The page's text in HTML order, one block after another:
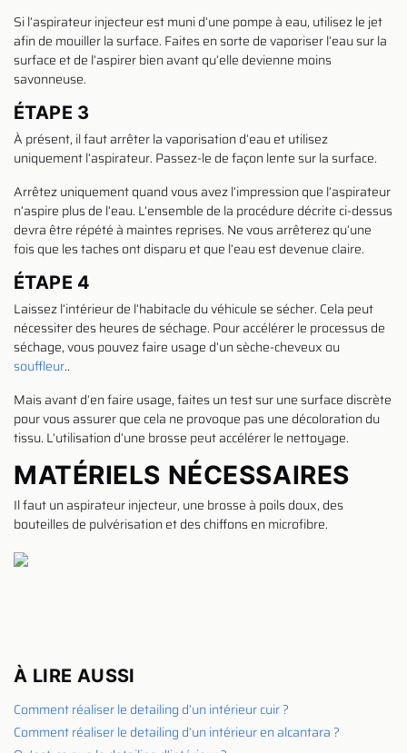
Si l’aspirateur injecteur est muni d’une pompe à eau, utilisez le jet
afin de mouiller la surface. Faites en sorte de vaporiser l’eau sur la
surface et de l’aspirer bien avant qu’elle devienne moins
savonneuse.
ÉTAPE 3
À présent, il faut arrêter la vaporisation d’eau et utilisez
uniquement l’aspirateur. Passez-le de façon lente sur la surface.
Arrêtez uniquement quand vous avez l’impression que l’aspirateur
n’aspire plus de l’eau. L’ensemble de la procédure décrite ci-dessus
devra être répété à maintes reprises. Ne vous arrêterez qu’une
fois que les taches ont disparu et que l’eau est devenue claire.
ÉTAPE 4
Laissez l’intérieur de l’habitacle du véhicule se sécher. Cela peut
nécessiter des heures de séchage. Pour accélérer le processus de
séchage, vous pouvez faire usage d’un sèche-cheveux ou
souffleur..
Mais avant d’en faire usage, faites un test sur une surface discrète
pour vous assurer que cela ne provoque pas une décoloration du
tissu. L’utilisation d’une brosse peut accélérer le nettoyage.
MATÉRIELS NÉCESSAIRES
Il faut un aspirateur injecteur, une brosse à poils doux, des
bouteilles de pulvérisation et des chiffons en microfibre.
À LIRE AUSSI
Comment réaliser le detailing d’un intérieur cuir ?
Comment réaliser le detailing d’un intérieur en alcantara ?